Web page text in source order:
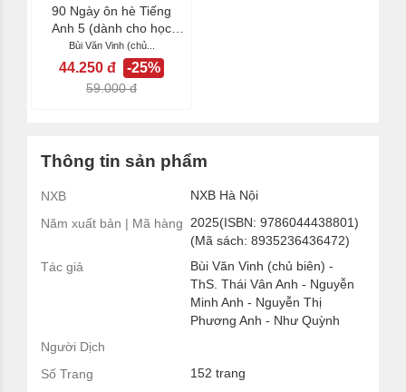
90 Ngày ôn hè Tiếng
Anh 5 (dành cho học
sinh lớp 5 lên lớp...
Bùi Văn Vinh (chủ...
44.250 đ -25%
59.000 đ
Thông tin sản phẩm
NXB
NXB Hà Nội
Năm xuất bản | Mã hàng 2025(ISBN: 9786044438801)
(Mã sách: 8935236436472)
Tác giả
Bùi Văn Vinh (chủ biên) -
ThS. Thái Vân Anh - Nguyễn
Minh Anh - Nguyễn Thị
Phương Anh - Như Quỳnh
Người Dịch
Số Trang
152 trang